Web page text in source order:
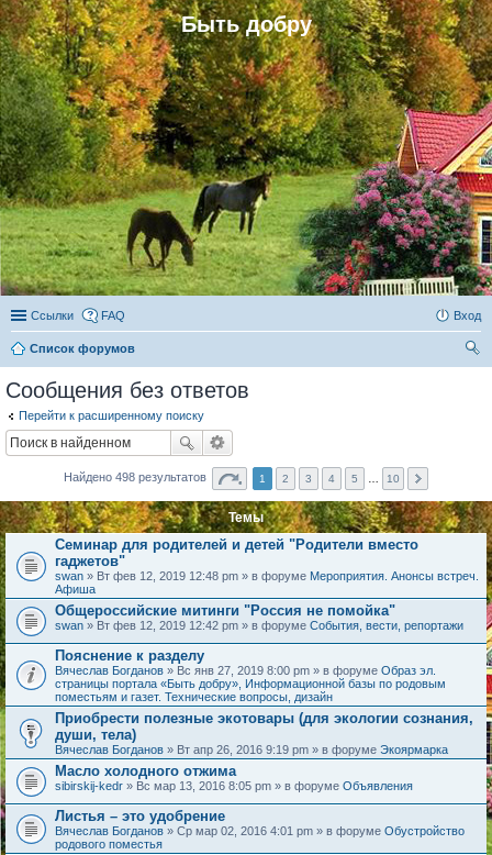
Быть добру
Ссылки FAQ Вход
Список форумов
Сообщения без ответов
Перейти к расширенному поиску
Найдено 498 результатов 1 2 3 4 5 10
Темы
Семинар для родителей и детей "Родители вместо
гаджетов"
swan » Вт фев 12, 2019 12:48 pm » в форуме Мероприятия. Анонсы встреч.
Афиша
Общероссийские митинги "Россия не помойка"
swan » Вт фев 12, 2019 12:42 pm » в форуме События, вести, репортажи
Пояснение к разделу
Вячеслав Богданов » Вс янв 27, 2019 8:00 pm » в форуме Образ эл.
страницы портала «Быть добру», Информационной базы по родовым
поместьям и газет. Технические вопросы, дизайн
Приобрести полезные экотовары (для экологии сознания,
души, тела)
Вячеслав Богданов » Вт апр 26, 2016 9:19 pm » в форуме Экоярмарка
Масло холодного отжима
sibirskij-kedr » Вс мар 13, 2016 8:05 pm » в форуме Объявления
Листья – это удобрение
Вячеслав Богданов » Ср мар 02, 2016 4:01 pm » в форуме Обустройство
родового поместья